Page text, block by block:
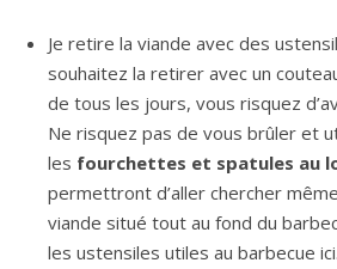
Je retire la viande avec des
souhaitez la retirer avec un
de tous les jours, vous risquez
Ne risquez pas de vous brûler et
les fourchettes et spatules au
permettront d’aller chercher
viande situé tout au fond du
les ustensiles utiles au barbecue ici.